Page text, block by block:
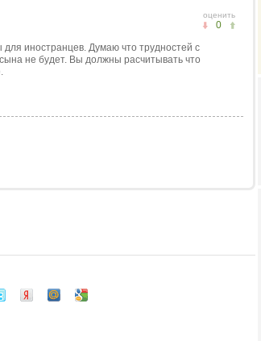
оценить
0
иностранцев. Думаю что трудностей с
не будет. Вы должны расчитывать что